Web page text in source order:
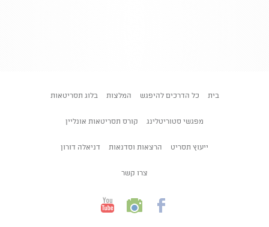
בית כל הדרכים להיפגש המלצות בלוג תסריטאות
מפגשי סטוריטלינג קורס תסריטאות אונליין
ייעוץ תסריט הרצאות וסדנאות דניאלה דורון
צרו קשר